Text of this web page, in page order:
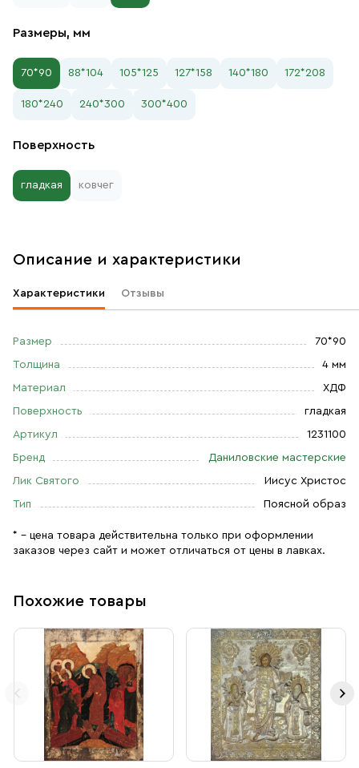
Размеры, мм
70*90 88*104 105*125 127*158 140*180 172*208
180*240 240*300 300*400
Поверхность
гладкая ковчег
Описание и характеристики
Характеристики Отзывы
Размер 70*90
Толщина 4 мм
Материал ХДФ
Поверхность гладкая
Артикул 1231100
Бренд Даниловские мастерские
Лик Святого Иисус Христос
Тип Поясной образ
* – цена товара действительна только при оформлении
заказов через сайт и может отличаться от цены в лавках.
Похожие товары